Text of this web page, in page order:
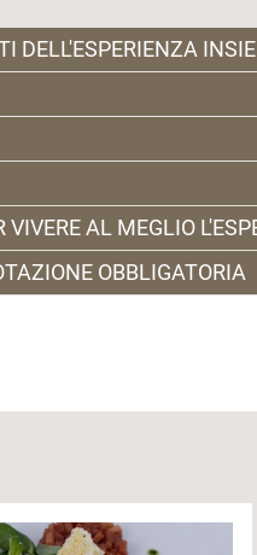
DELL'ESPERIENZA
(Malè)
6 anni in su
VIVERE AL MEGLIO
a bosco/ prato. Porta con
OBBLIGATORIA